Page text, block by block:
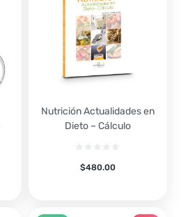
Nutrición Actualidades en
Dieto – Cálculo
$480.00